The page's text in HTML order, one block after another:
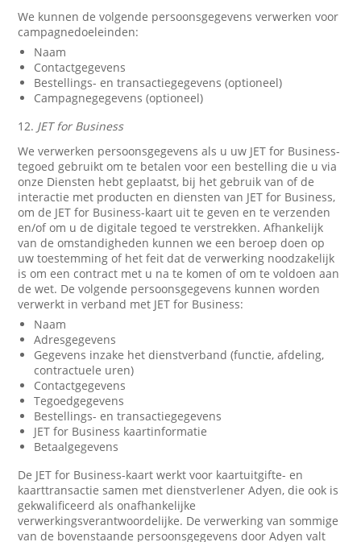
We kunnen de volgende persoonsgegevens verwerken voor
campagnedoeleinden:
Naam
Contactgegevens
Bestellings- en transactiegegevens (optioneel)
Campagnegegevens (optioneel)
12. JET for Business
We verwerken persoonsgegevens als u uw JET for Business-
tegoed gebruikt om te betalen voor een bestelling die u via
onze Diensten hebt geplaatst, bij het gebruik van of de
interactie met producten en diensten van JET for Business,
om de JET for Business-kaart uit te geven en te verzenden
en/of om u de digitale tegoed te verstrekken. Afhankelijk
van de omstandigheden kunnen we een beroep doen op
uw toestemming of het feit dat de verwerking noodzakelijk
is om een contract met u na te komen of om te voldoen aan
de wet. De volgende persoonsgegevens kunnen worden
verwerkt in verband met JET for Business:
Naam
Adresgegevens
Gegevens inzake het dienstverband (functie, afdeling,
contractuele uren)
Contactgegevens
Tegoedgegevens
Bestellings- en transactiegegevens
JET for Business kaartinformatie
Betaalgegevens
De JET for Business-kaart werkt voor kaartuitgifte- en
kaarttransactie samen met dienstverlener Adyen, die ook is
gekwalificeerd als onafhankelijke
verwerkingsverantwoordelijke. De verwerking van sommige
van de bovenstaande persoonsgegevens door Adyen valt